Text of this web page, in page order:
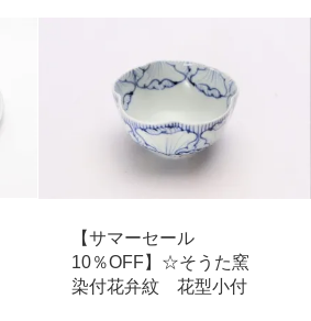
【サマーセール
10％OFF】☆そうた窯
染付花弁紋 花型小付